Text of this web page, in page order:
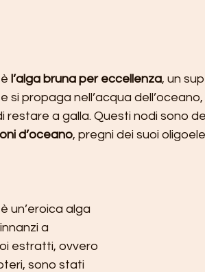
l’alga bruna per eccellenza, un
si propaga nell’acqua dell’oceano,
restare a galla. Questi nodi sono
d’oceano, pregni dei suoi
un’eroica alga
a
estratti, ovvero
sono stati